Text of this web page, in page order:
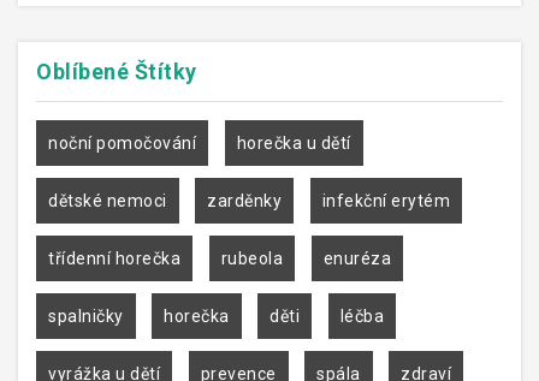
Oblíbené Štítky
noční pomočování horečka u dětí
dětské nemoci zarděnky infekční erytém
třídenní horečka rubeola enuréza
spalničky horečka děti léčba
vyrážka u dětí prevence spála zdraví